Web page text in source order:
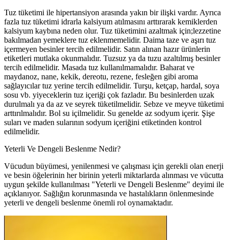
Tuz tüketimi ile hipertansiyon arasında yakın bir ilişki vardır. Ayrıca
fazla tuz tüketimi idrarla kalsiyum atılmasını arttırarak kemiklerden
kalsiyum kaybına neden olur. Tuz tüketimini azaltmak için;lezzetine
bakılmadan yemeklere tuz eklenmemelidir. Daima taze ve aşırı tuz
içermeyen besinler tercih edilmelidir. Satın alınan hazır ürünlerin
etiketleri mutlaka okunmalıdır. Tuzsuz ya da tuzu azaltılmış besinler
tercih edilmelidir. Masada tuz kullanılmamalıdır. Baharat ve
maydanoz, nane, kekik, dereotu, rezene, fesleğen gibi aroma
sağlayıcılar tuz yerine tercih edilmelidir. Turşu, ketçap, hardal, soya
sosu vb. yiyeceklerin tuz içeriği çok fazladır. Bu besinlerden uzak
durulmalı ya da az ve seyrek tüketilmelidir. Sebze ve meyve tüketimi
arttırılmalıdır. Bol su içilmelidir. Su genelde az sodyum içerir. Şişe
suları ve maden sularının sodyum içeriğini etiketinden kontrol
edilmelidir.
Yeterli Ve Dengeli Beslenme Nedir?
Vücudun büyümesi, yenilenmesi ve çalışması için gerekli olan enerji
ve besin öğelerinin her birinin yeterli miktarlarda alınması ve vücutta
uygun şekilde kullanılması "Yeterli ve Dengeli Beslenme" deyimi ile
açıklanıyor. Sağlığın korunmasında ve hastalıkların önlenmesinde
yeterli ve dengeli beslenme önemli rol oynamaktadır.